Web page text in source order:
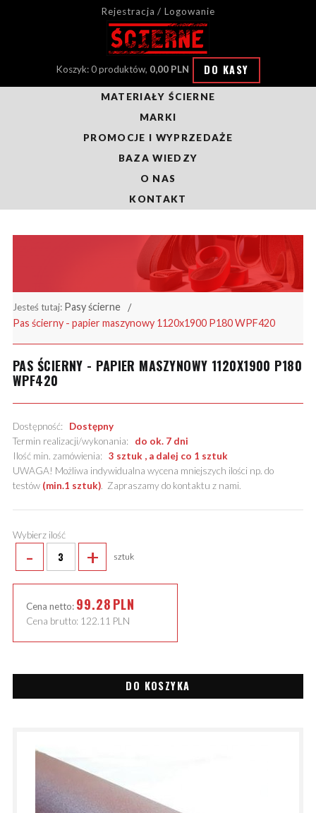
Rejestracja / Logowanie
Koszyk: 0 produktów, 0,00 PLN DO KASY
MATERIAŁY ŚCIERNE
MARKI
PROMOCJE I WYPRZEDAŻE
BAZA WIEDZY
O NAS
KONTAKT
Jesteś tutaj: Pasy ścierne
Pas ścierny - papier maszynowy 1120x1900 P180 WPF420
PAS ŚCIERNY - PAPIER MASZYNOWY 1120X1900 P180
WPF420
Dostępność: Dostępny
Termin realizacji/wykonania: do ok. 7 dni
Ilość min. zamówienia: 3 sztuk , a dalej co 1 sztuk
UWAGA! Możliwa indywidualna wycena mniejszych ilości np. do
testów (min.1 sztuk). Zapraszamy do kontaktu z nami.
Wybierz ilość
- + sztuk
Cena netto: 99.28PLN
Cena brutto: 122.11 PLN
DO KOSZYKA